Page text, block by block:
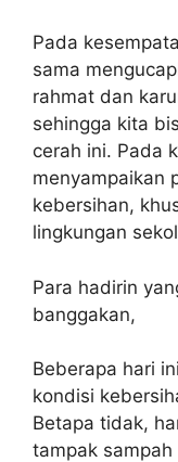
Pada
sama
rahmat dan
sehingga kita
cerah ini. Pada
menyampaikan
kebersihan,
lingkungan
Para hadirin
banggakan,
Beberapa hari
kondisi
Betapa tidak,
tampak